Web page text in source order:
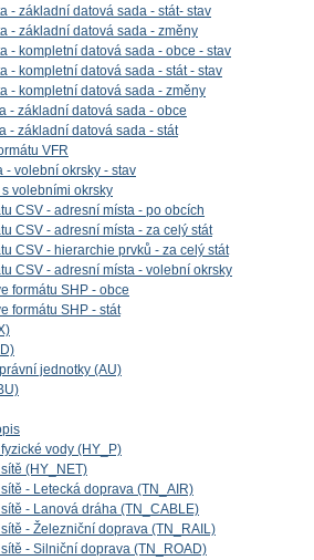
- základní datová sada - stát- stav
- základní datová sada - změny
- kompletní datová sada - obce - stav
- kompletní datová sada - stát - stav
- kompletní datová sada - změny
- základní datová sada - obce
- základní datová sada - stát
VFR
- volební okrsky - stav
volebními okrsky
CSV - adresní místa - po obcích
CSV - adresní místa - za celý stát
CSV - hierarchie prvků - za celý stát
CSV - adresní místa - volební okrsky
formátu SHP - obce
formátu SHP - stát
jednotky (AU)
fyzické vody (HY_P)
sítě (HY_NET)
- Letecká doprava (TN_AIR)
sítě - Lanová dráha (TN_CABLE)
sítě - Železniční doprava (TN_RAIL)
sítě - Silniční doprava (TN_ROAD)